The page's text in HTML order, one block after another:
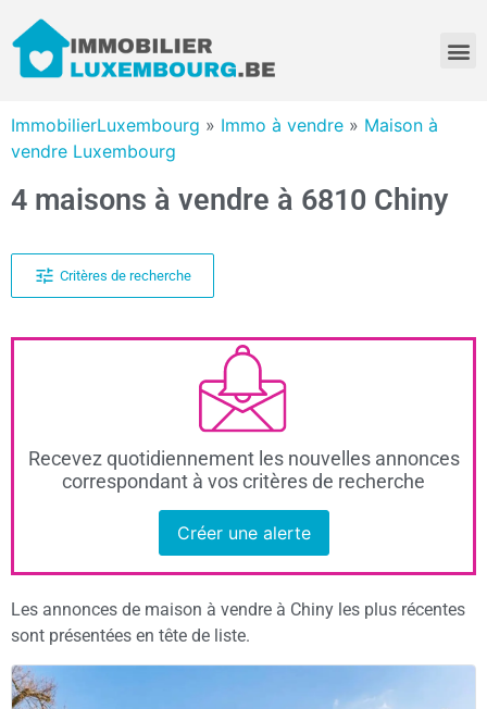
ImmobilierLuxembourg » Immo à vendre » Maison à
vendre Luxembourg
4 maisons à vendre à 6810 Chiny
Critères de recherche
Recevez quotidiennement les nouvelles annonces
correspondant à vos critères de recherche
Créer une alerte
Les annonces de maison à vendre à Chiny les plus récentes
sont présentées en tête de liste.